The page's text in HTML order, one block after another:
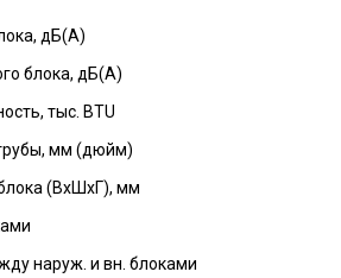
дБ(А)
блока, дБ(A)
тыс. BTU
мм (дюйм)
(ВхШхГ), мм
наруж. и вн. блоками